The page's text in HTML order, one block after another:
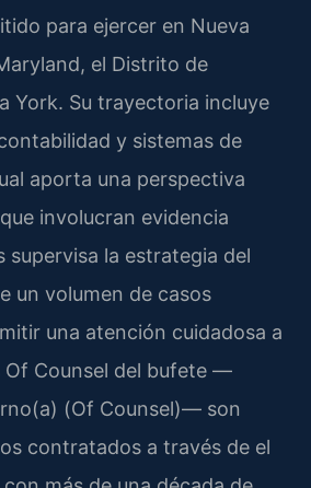
para ejercer en Nueva
el Distrito de
York. Su trayectoria incluye
y sistemas de
aporta una perspectiva
involucran evidencia
supervisa la estrategia del
un volumen de casos
una atención cuidadosa a
Of Counsel del bufete —
(Of Counsel)— son
contratados a través de el